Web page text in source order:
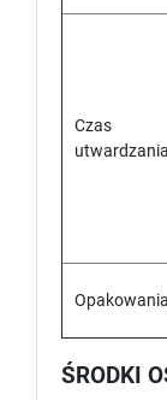
Czas
utwardzania
Opakowania
ŚRODKI